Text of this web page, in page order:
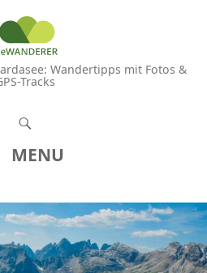
Wandertipps mit Fotos &
Tracks
MENU